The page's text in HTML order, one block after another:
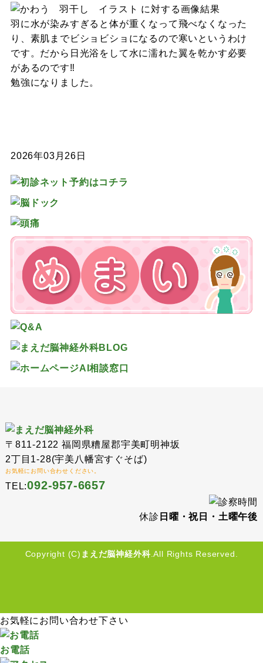
羽に水が染みすぎると体が重くなって飛べなくなった
り、素肌までビショビショになるので寒いというわけ
です。だから日光浴をして水に濡れた翼を乾かす必要
があるのです‼️
勉強になりました。
2026年03月26日
〒811-2122 福岡県糟屋郡宇美町明神坂
2丁目1-28(宇美八幡宮すぐそば)
お気軽にお問い合わせください。
TEL:092-957-6657
休診 日曜・祝日・土曜午後
Copyright (C) まえだ脳神経外科 .All Rights Reserved.
お気軽にお問い合わせ下さい
お電話